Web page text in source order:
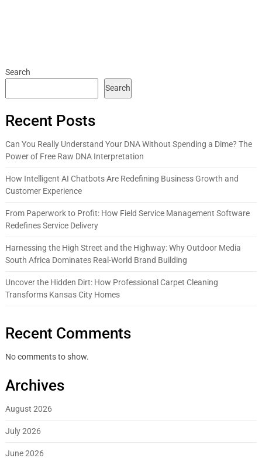
Search
Search
Recent Posts
Can You Really Understand Your DNA Without Spending a Dime? The
Power of Free Raw DNA Interpretation
How Intelligent AI Chatbots Are Redefining Business Growth and
Customer Experience
From Paperwork to Profit: How Field Service Management Software
Redefines Service Delivery
Harnessing the High Street and the Highway: Why Outdoor Media
South Africa Dominates Real-World Brand Building
Uncover the Hidden Dirt: How Professional Carpet Cleaning
Transforms Kansas City Homes
Recent Comments
No comments to show.
Archives
August 2026
July 2026
June 2026